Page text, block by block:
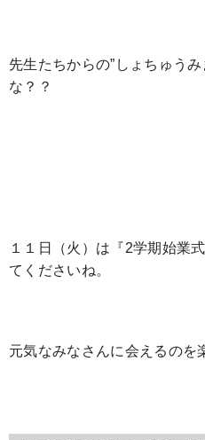
先生たちからの”しょちゅう
な？
１１日（火）は『2学期始業
てくださいね。
元気なみなさんに会えるのを